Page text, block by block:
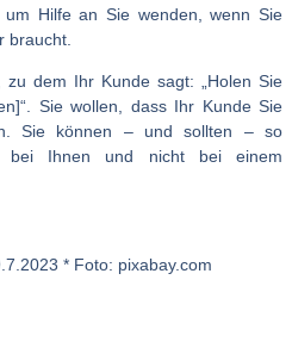
Hilfe an Sie wenden, wenn Sie
braucht.
dem Ihr Kunde sagt: „Holen Sie
Sie wollen, dass Ihr Kunde Sie
Sie können – und sollten – so
bei Ihnen und nicht bei einem
* Foto: pixabay.com